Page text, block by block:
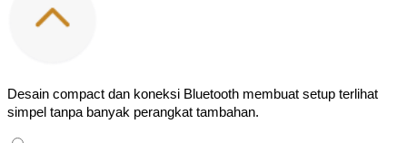
Desain compact dan koneksi Bluetooth membuat setup terlihat
simpel tanpa banyak perangkat tambahan.